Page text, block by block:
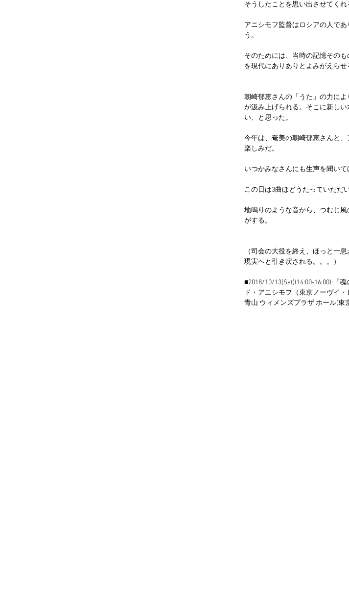
そうしたことを思い出させてくれ
アニシモフ監督はロシアの人で
う。
そのためには、当時の記憶その
を現代にありありとよみがえらせ
朝崎郁恵さんの「うた」の力に
が汲み上げられる。そこに新し
い、と思った。
今年は、奄美の朝崎郁恵さんと、
楽しみだ。
いつかみなさんにも生声を聞いて
この日は3曲ほどうたっていただ
地鳴りのような音から、つむじ
がする。
（司会の大役を終え、ほっと一
現実へと引き戻される。。。）
■2018/10/13(Sat)(14:00-16:00):『
ド・アニシモフ（東京ノーヴイ
青山 ウィメンズプラザ ホール(東